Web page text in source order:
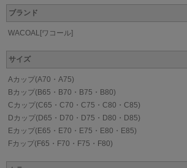
ブランド
WACOAL[ワコール]
サイズ
Aカップ(A70・A75)
Bカップ(B65・B70・B75・B80)
Cカップ(C65・C70・C75・C80・C85)
Dカップ(D65・D70・D75・D80・D85)
Eカップ(E65・E70・E75・E80・E85)
Fカップ(F65・F70・F75・F80)